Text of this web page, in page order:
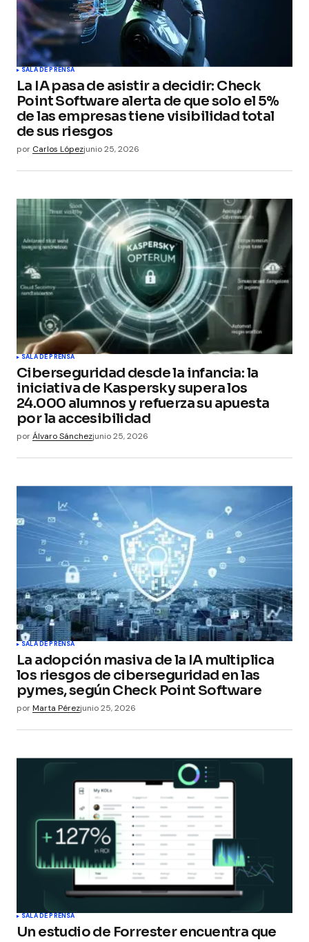
SALA DE PRENSA
La IA pasa de asistir a decidir: Check
Point Software alerta de que solo el 5%
de las empresas tiene visibilidad total
de sus riesgos
por Carlos Lópezjunio 25, 2026
SALA DE PRENSA
Ciberseguridad desde la infancia: la
iniciativa de Kaspersky supera los
24.000 alumnos y refuerza su apuesta
por la accesibilidad
porÁlvaro Sánchezjunio 25, 2026
SALA DE PRENSA
La adopción masiva de la IA multiplica
los riesgos de ciberseguridad en las
pymes, según Check Point Software
porMarta Pérezjunio 25, 2026
SALA DE PRENSA
Un estudio de Forrester encuentra que